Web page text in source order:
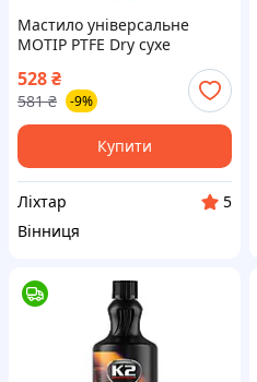
Мастило універсальне
MOTIP PTFE Dry сухе
прозоре аерозоль 500 мл
(090201BS) [MT00-liht]
528₴
581 ₴ -9%
Купити
Ліхтар
5
Вінниця